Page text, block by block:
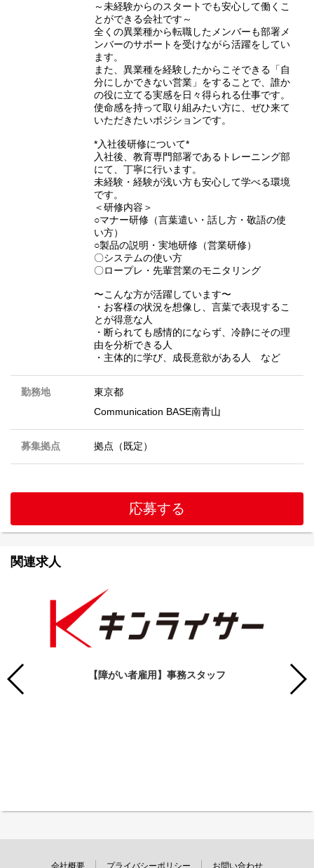
～未経験からのスタートでも安心して働くこ
とができる会社です～
全くの異業種から転職したメンバーも部署メ
ンバーのサポートを受けながら活躍をしてい
ます。
また、異業種を経験したからこそできる「自
分にしかできない営業」をすることで、誰か
の役に立てる実感を日々得られる仕事です。
使命感を持って取り組みたい方に、ぜひ来て
いただきたいポジションです。
*入社後研修について*
入社後、教育専門部署であるトレーニング部
にて、丁寧に行います。
未経験・経験が浅い方も安心して学べる環境
です。
＜研修内容＞
○マナー研修（言葉遣い・話し方・敬語の使
い方）
○製品の説明・実地研修（営業研修）
〇システムの使い方
〇ロープレ・先輩営業のモニタリング
〜こんな方が活躍しています〜
・お客様の状況を想像し、言葉で表現するこ
とが得意な人
・断られても感情的にならず、冷静にその理
由を分析できる人
・主体的に学び、成長意欲がある人 など
勤務地
東京都
Communication BASE南青山
募集拠点 拠点（既定）
応募する
関連求人
【障がい者雇用】事務スタッフ
会社概要 プライバシーポリシー お問い合わせ